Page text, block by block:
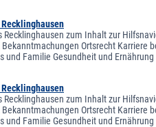
Recklinghausen zum Inhalt zur
Ortsrecht Karriere
und Familie Gesundheit und
Recklinghausen zum Inhalt zur
Ortsrecht Karriere
und Familie Gesundheit und